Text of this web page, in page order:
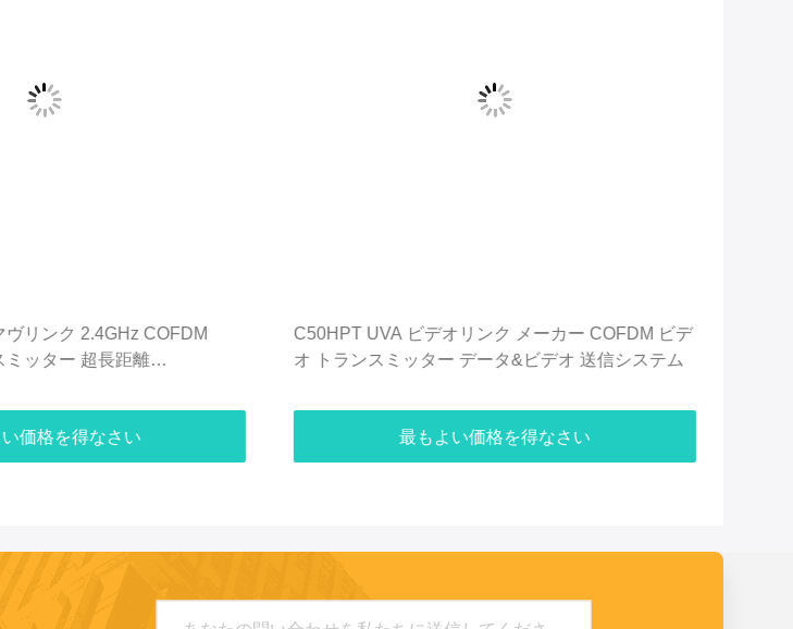
リンク メーカー COFDM ビデ
データ&ビデオ 送信システム
い価格を得なさい
C50HPT 2.4GHz LOS 無線ビデオデータトランスミ
ッター COFDM 50km 無人無人機 鉱山トランスミ
最もよい価格を得なさい